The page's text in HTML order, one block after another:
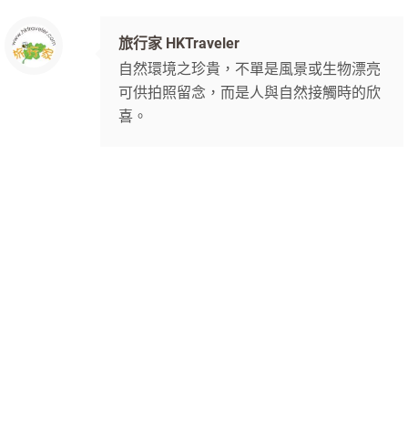
旅行家 HKTraveler
自然環境之珍貴，不單是風景或生物漂亮
可供拍照留念，而是人與自然接觸時的欣
喜。